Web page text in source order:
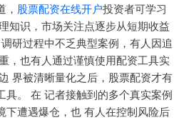
股票配资在线开户投资者可学习
知识，市场关注点逐步从短期收益
研过程中不乏典型案例，有人因追
，也有人通过谨慎使用配资工具实
界被清晰量化之后，股票配资才有
具。 在 记者接触到的多个真实案例
下遭遇爆仓，也 有人在控制风险后